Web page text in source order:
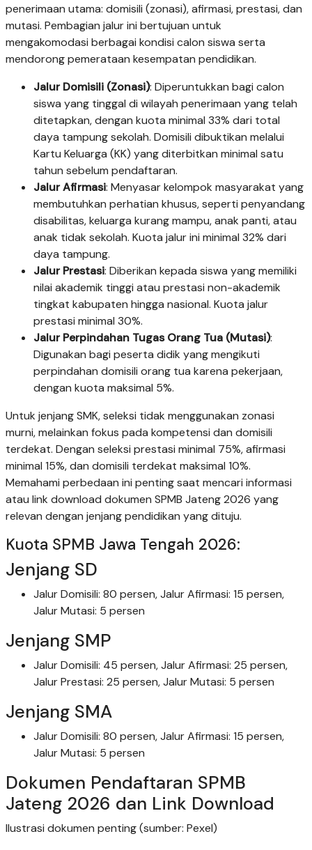
penerimaan utama: domisili (zonasi), afirmasi, prestasi, dan
mutasi. Pembagian jalur ini bertujuan untuk
mengakomodasi berbagai kondisi calon siswa serta
mendorong pemerataan kesempatan pendidikan.
Jalur Domisili (Zonasi): Diperuntukkan bagi calon
siswa yang tinggal di wilayah penerimaan yang telah
ditetapkan, dengan kuota minimal 33% dari total
daya tampung sekolah. Domisili dibuktikan melalui
Kartu Keluarga (KK) yang diterbitkan minimal satu
tahun sebelum pendaftaran.
Jalur Afirmasi: Menyasar kelompok masyarakat yang
membutuhkan perhatian khusus, seperti penyandang
disabilitas, keluarga kurang mampu, anak panti, atau
anak tidak sekolah. Kuota jalur ini minimal 32% dari
daya tampung.
Jalur Prestasi: Diberikan kepada siswa yang memiliki
nilai akademik tinggi atau prestasi non-akademik
tingkat kabupaten hingga nasional. Kuota jalur
prestasi minimal 30%.
Jalur Perpindahan Tugas Orang Tua (Mutasi):
Digunakan bagi peserta didik yang mengikuti
perpindahan domisili orang tua karena pekerjaan,
dengan kuota maksimal 5%.
Untuk jenjang SMK, seleksi tidak menggunakan zonasi
murni, melainkan fokus pada kompetensi dan domisili
terdekat. Dengan seleksi prestasi minimal 75%, afirmasi
minimal 15%, dan domisili terdekat maksimal 10%.
Memahami perbedaan ini penting saat mencari informasi
atau link download dokumen SPMB Jateng 2026 yang
relevan dengan jenjang pendidikan yang dituju.
Kuota SPMB Jawa Tengah 2026:
Jenjang SD
Jalur Domisili: 80 persen, Jalur Afirmasi: 15 persen,
Jalur Mutasi: 5 persen
Jenjang SMP
Jalur Domisili: 45 persen, Jalur Afirmasi: 25 persen,
Jalur Prestasi: 25 persen, Jalur Mutasi: 5 persen
Jenjang SMA
Jalur Domisili: 80 persen, Jalur Afirmasi: 15 persen,
Jalur Mutasi: 5 persen
Dokumen Pendaftaran SPMB
Jateng 2026 dan Link Download
Ilustrasi dokumen penting (sumber: Pexel)